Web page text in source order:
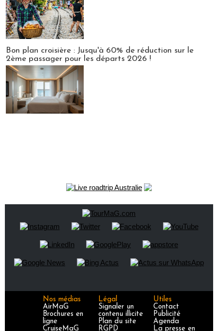
Bon plan croisière : Jusqu'à 60% de réduction sur le
2ème passager pour les départs 2026 !
Nos médias
AirMaG
Brochures en
ligne
CruiseMaG
Légal
Signaler un
contenu illicite
Plan du site
RGPD
Utiles
Contact
Publicité
Agenda
La presse en